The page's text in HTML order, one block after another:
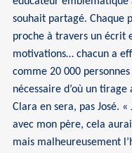
souhait partagé. Chaque
proche à travers un écrit
motivations… chacun a
comme 20 000
nécessaire d’où un tirage
Clara en sera, pas José.
avec mon père, cela
mais malheureusement